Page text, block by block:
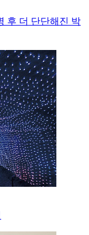
후 더 단단해진 박